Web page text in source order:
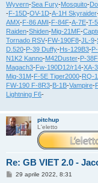
Wyvern-Sea Fury-Mosquito-
-F-15D-OV-1D-A-1H Skyraider
AMX-F-86 AMI -F-84F-A-7E-T-
Raiden-Shiden-Mig-21MF-
Tornado RSV-FW-190F8-JL-9-
D.520-P-39 Duffy-Hs-129B3-
N1K2 Kanno-M42Duster-P-38F
Magach3-Fw-190D12/r14-XA-3
Mig-31M-F-5E Tiger2000-RQ-
FW-190 F-8R3-B-1B-Vampire-
Lightning F6-
pitchup
L'eletto
Re: GB VIET 2.0 -
M29 aprile 2022, 8:31